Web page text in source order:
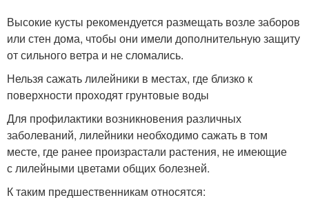
Высокие кусты рекомендуется размещать возле заборов
или стен дома, чтобы они имели дополнительную защиту
от сильного ветра и не сломались.
Нельзя сажать лилейники в местах, где близко к
поверхности проходят грунтовые воды
Для профилактики возникновения различных
заболеваний, лилейники необходимо сажать в том
месте, где ранее произрастали растения, не имеющие
с лилейными цветами общих болезней.
К таким предшественникам относятся: